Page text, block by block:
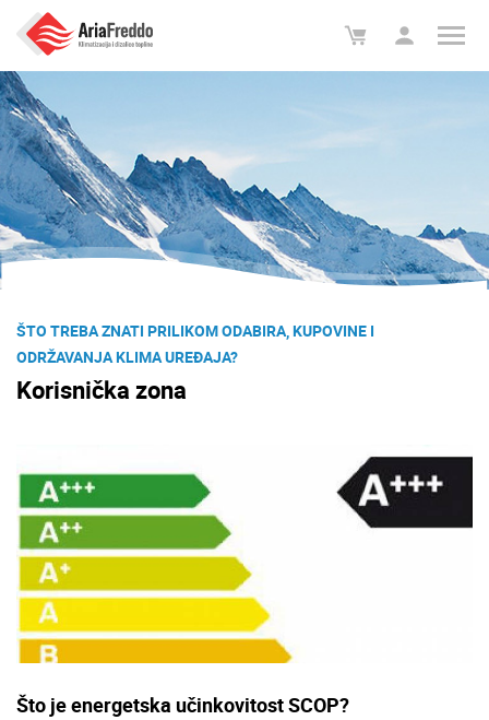
ŠTO TREBA ZNATI PRILIKOM ODABIRA, KUPOVINE I
ODRŽAVANJA KLIMA UREĐAJA?
Korisnička zona
Što je energetska učinkovitost SCOP?